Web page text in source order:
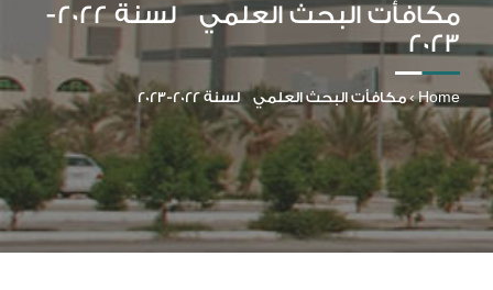
نظام إدارة التعلم
MYLMS
نظام معلومات الطلاب
MTSIS
MYHRM
نظام التواصل الإداري
MYACS
مكافأت البحث العلمي لسنة 2022-
2023
Home
› مكافأت البحث العلمي لسنة 2022-2023